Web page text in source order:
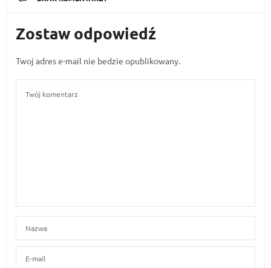
Zostaw odpowiedź
Twoj adres e-mail nie bedzie opublikowany.